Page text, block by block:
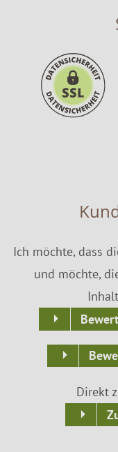
Ich möchte, dass
und möchte,
Direkt